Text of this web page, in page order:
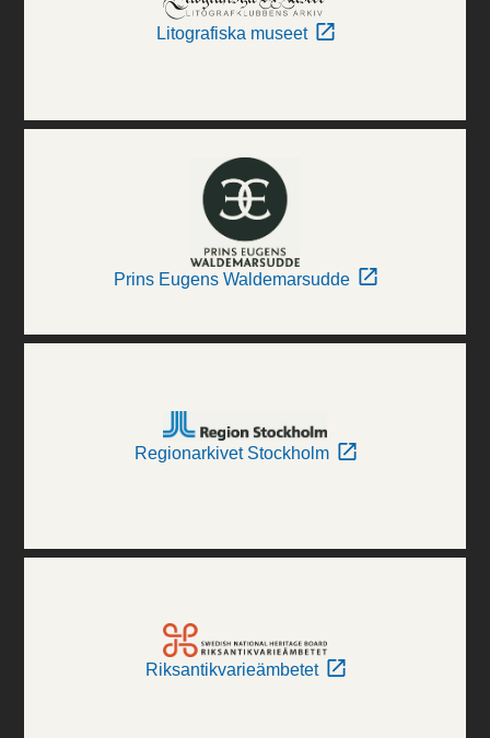
Litografiska museet
Prins Eugens Waldemarsudde
Regionarkivet Stockholm
Riksantikvarieämbetet